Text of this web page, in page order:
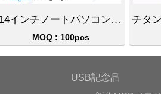
14インチノートパソコンケース
MOQ : 100pcs
USB記念品